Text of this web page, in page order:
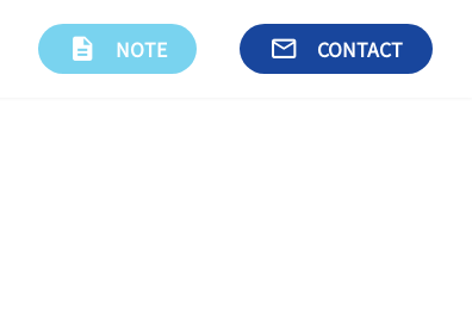
description NOTE email CONTACT